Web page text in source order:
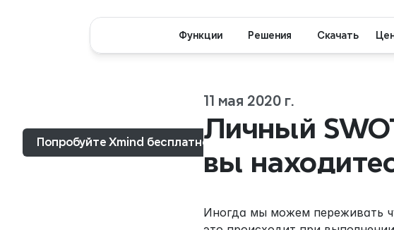
Попробуйте Xmind бесплатно
11 мая 2020 г.
Личный
вы
Иногда мы можем переживать
Функции Решения Скачать